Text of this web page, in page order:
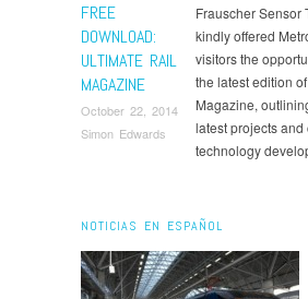
FREE
DOWNLOAD:
ULTIMATE RAIL
MAGAZINE
October 22, 2014
Simon Edwards
Frauscher Sensor
kindly offered
visitors the
the latest edition
Magazine,
latest projects and
technology
NOTICIAS EN ESPAÑOL